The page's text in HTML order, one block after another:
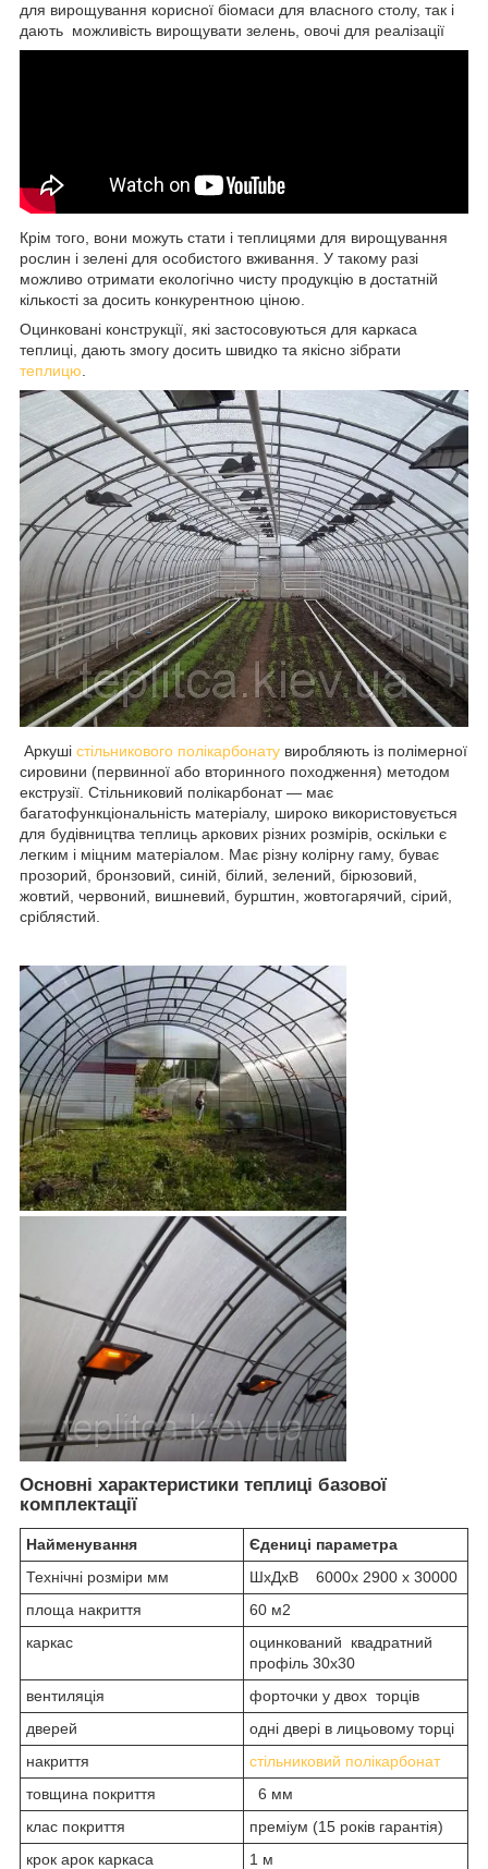
для вирощування корисної біомаси для власного столу, так і
дають можливість вирощувати зелень, овочі для реалізації
Крім того, вони можуть стати і теплицями для вирощування
рослин і зелені для особистого вживання. У такому разі
можливо отримати екологічно чисту продукцію в достатній
кількості за досить конкурентною ціною.
Оцинковані конструкції, які застосовуються для каркаса
теплиці, дають змогу досить швидко та якісно зібрати
теплицю.
Аркуші стільникового полікарбонату виробляють із полімерної
сировини (первинної або вторинного походження) методом
екструзії. Стільниковий полікарбонат — має
багатофункціональність матеріалу, широко використовується
для будівництва теплиць аркових різних розмірів, оскільки є
легким і міцним матеріалом. Має різну колірну гаму, буває
прозорий, бронзовий, синій, білий, зелений, бірюзовий,
жовтий, червоний, вишневий, бурштин, жовтогарячий, сірий,
сріблястий.
Основні характеристики теплиці базової
комплектації
Найменування
Єдениці параметра
Технічні розміри мм
ШхДхВ 6000х 2900 х 30000
площа накриття
60 м2
каркас
оцинкований квадратний
профіль 30х30
вентиляція
форточки у двох торців
дверей
одні двері в лицьовому торці
накриття
стільниковий полікарбонат
товщина покриття
6 мм
клас покриття
преміум (15 років гарантія)
крок арок каркаса
1 м